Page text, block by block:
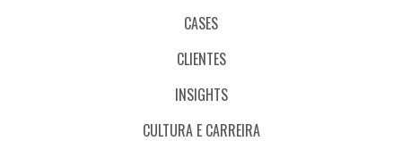
CASES
CLIENTES
INSIGHTS
CULTURA E CARREIRA